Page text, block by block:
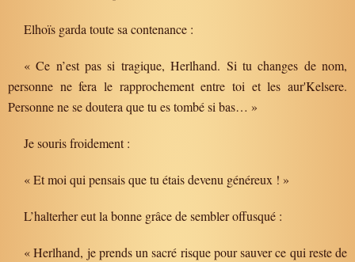
Elhoïs garda toute sa contenance :
« Ce n’est pas si tragique, Herlhand. Si tu changes de nom,
personne ne fera le rapprochement entre toi et les aur'Kelsere.
Personne ne se doutera que tu es tombé si bas… »
Je souris froidement :
« Et moi qui pensais que tu étais devenu généreux ! »
L’halterher eut la bonne grâce de sembler offusqué :
« Herlhand, je prends un sacré risque pour sauver ce qui reste de